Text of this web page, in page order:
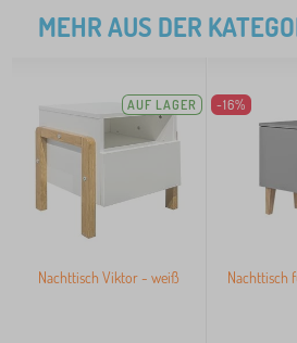
MEHR AUS DER
AUF LAGER
Nachttisch Viktor - weiß
-16%
Nachttisch